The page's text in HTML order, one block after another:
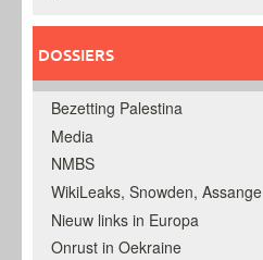
DOSSIERS
Bezetting Palestina
Media
NMBS
WikiLeaks, Snowden, Assange
Nieuw links in Europa
Onrust in Oekraine